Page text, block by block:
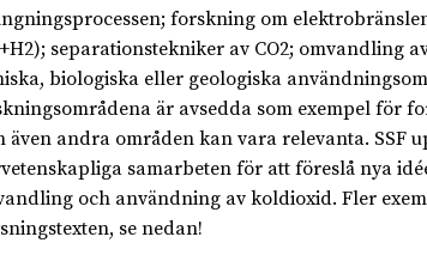
forskning om
separationstekniker av CO2; omvandling
biologiska eller geologiska
är avsedda som exempel för
även andra områden kan vara relevanta. SSF
samarbeten för att föreslå nya
och användning av koldioxid. Fler
se nedan!